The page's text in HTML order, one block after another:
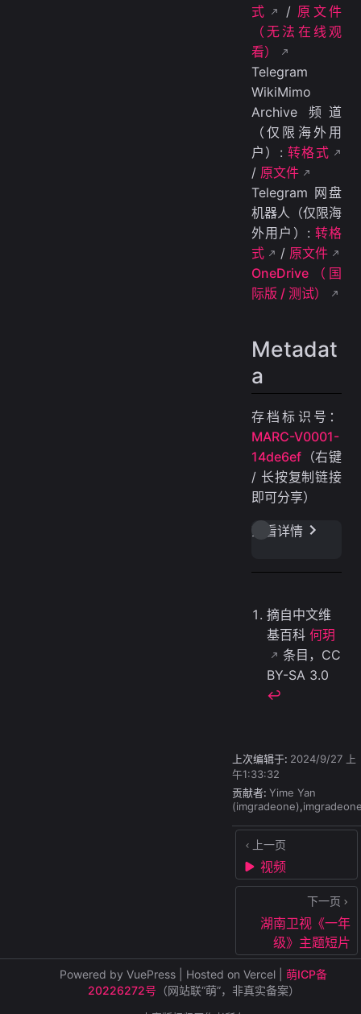
式
/ 原文件
（无法在线观
看）
Telegram
WikiMimo
Archive 频道
（仅限海外用
户）: 转格式
/ 原文件
Telegram 网盘
机器人（仅限海
外用户）: 转格
式
/ 原文件
OneDrive（国
际版 / 测试）
Metadat
a
存档标识号：
MARC-V0001-
14de6ef （右键
/ 长按复制链接
即可分享）
查看详情
摘自中文维
基百科何玥
条目，CC
BY-SA 3.0
↩︎
上次编辑于: 2024/9/27 上
午1:33:32
贡献者: Yime Yan
(imgradeone),
上一页
视频
下一页
湖南卫视《一年
级》主题短片
Powered by VuePress | Hosted on Vercel | 萌ICP备
20226272号 （网站联“萌”，非真实备案）